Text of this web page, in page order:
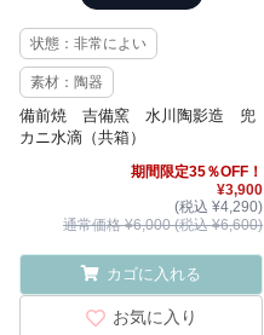
状態：非常によい
素材：陶器
備前焼 吉備窯 水川陶影造 兜
カニ水滴（共箱）
期間限定35％OFF！
¥3,900
(税込 ¥4,290)
通常価格 ¥6,000 (税込 ¥6,600)
カゴに入れる
お気に入り